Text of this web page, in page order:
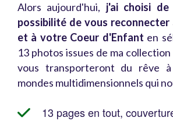
Alors aujourd'hui, j'ai choisi
possibilité de vous
et à votre Coeur d'Enfant en
13 photos issues de ma
vous transporteront du rêve
mondes multidimensionnels qui
13 pages en tout,